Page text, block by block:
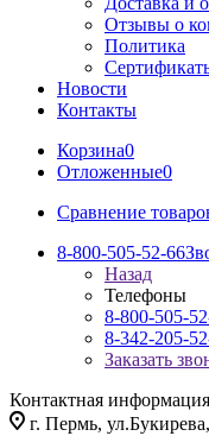
Отзывы о
Политика
Новости
Контакты
Корзина0
Отложенные0
Сравнение
8-800-505-52-66
Назад
Телефоны
8-800-505-
8-342-205-
Заказать
Контактная информация
г. Пермь,